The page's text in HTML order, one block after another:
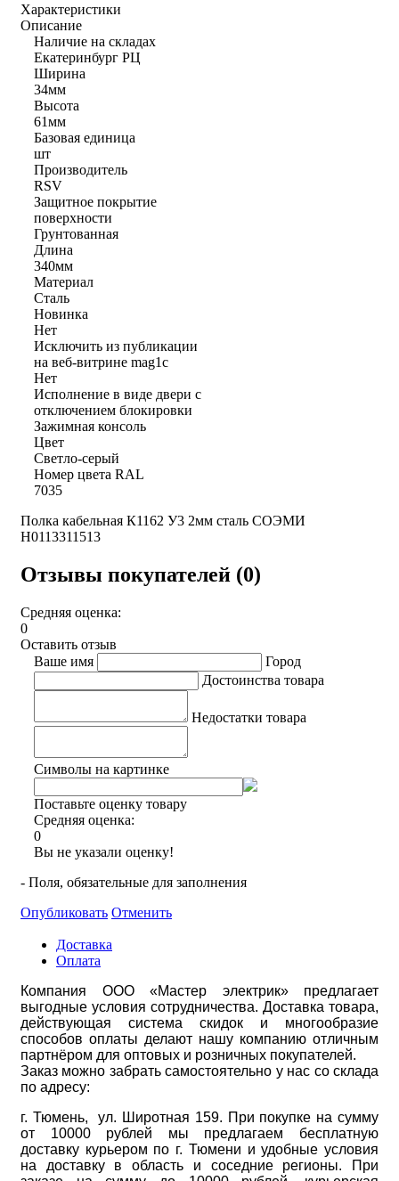
Характеристики
Описание
Наличие на складах
Екатеринбург РЦ
Ширина
34мм
Высота
61мм
Базовая единица
шт
Производитель
RSV
Защитное покрытие
поверхности
Грунтованная
Длина
340мм
Материал
Сталь
Новинка
Нет
Исключить из публикации
на веб-витрине mag1c
Нет
Исполнение в виде двери с
отключением блокировки
Зажимная консоль
Цвет
Светло-серый
Номер цвета RAL
7035
Полка кабельная К1162 У3 2мм сталь СОЭМИ
Н0113311513
Отзывы покупателей (0)
Средняя оценка:
0
Оставить отзыв
Ваше имя
Город
Достоинства товара
Недостатки товара
Символы на картинке
Поставьте оценку товару
Средняя оценка:
0
Вы не указали оценку!
- Поля, обязательные для заполнения
Опубликовать Отменить
Доставка
Оплата
Компания ООО «Мастер электрик» предлагает
выгодные условия сотрудничества. Доставка товара,
действующая система скидок и многообразие
способов оплаты делают нашу компанию отличным
партнёром для оптовых и розничных покупателей.
Заказ можно забрать самостоятельно у нас со склада
по адресу:
г. Тюмень, ул. Широтная 159. При покупке на сумму
от 10000 рублей мы предлагаем бесплатную
доставку курьером по г. Тюмени и удобные условия
на доставку в область и соседние регионы. При